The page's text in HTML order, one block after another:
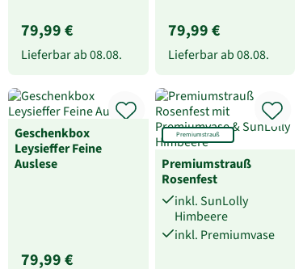
79,99 €
Lieferbar ab08.08.
79,99 €
Lieferbar ab08.08.
Geschenkbox
Leysieffer Feine
Auslese
79,99 €
Premiumstrauß
Premiumstrauß
Rosenfest
inkl. SunLolly
Himbeere
inkl. Premiumvase